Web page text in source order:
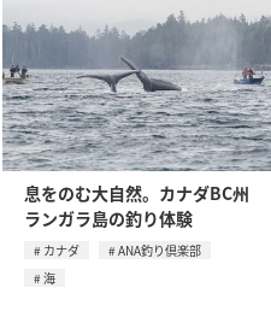
息をのむ大自然。カナダBC州
ランガラ島の釣り体験
カナダ
ANA釣り倶楽部
海